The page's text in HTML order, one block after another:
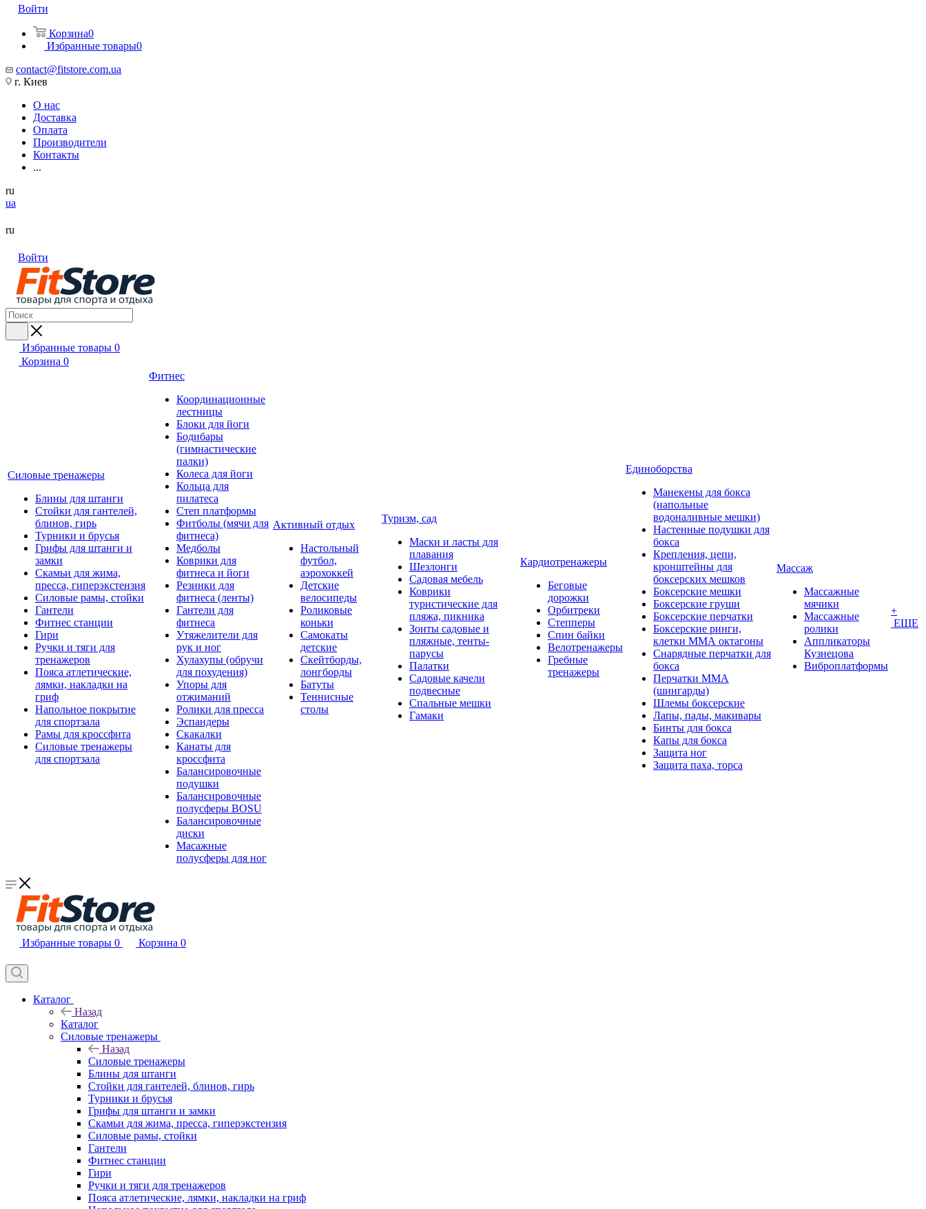
Войти
Корзина0
Избранные товары0
contact@fitstore.com.ua
г. Киев
О нас
Доставка
Оплата
Производители
Контакты
...
ru
ua
ru
Войти
Избранные товары 0
Корзина 0
Силовые тренажеры
Блины для штанги
Стойки для гантелей,
блинов, гирь
Турники и брусья
Грифы для штанги и
замки
Скамьи для жима,
пресса, гиперэкстензия
Силовые рамы, стойки
Гантели
Фитнес станции
Гири
Ручки и тяги для
тренажеров
Пояса атлетические,
лямки, накладки на
гриф
Напольное покрытие
для спортзала
Рамы для кроссфита
Силовые тренажеры
для спортзала
Фитнес
Координационные
лестницы
Блоки для йоги
Бодибары
(гимнастические
палки)
Колеса для йоги
Кольца для
пилатеса
Степ платформы
Фитболы (мячи для
фитнеса)
Медболы
Коврики для
фитнеса и йоги
Резинки для
фитнеса (ленты)
Гантели для
фитнеса
Утяжелители для
рук и ног
Хулахупы (обручи
для похудения)
Упоры для
отжиманий
Ролики для пресса
Эспандеры
Скакалки
Канаты для
кроссфита
Балансировочные
подушки
Балансировочные
полусферы BOSU
Балансировочные
диски
Масажные
полусферы для ног
Активный отдых
Настольный
футбол,
аэрохоккей
Детские
велосипеды
Роликовые
коньки
Самокаты
детские
Скейтборды,
лонгборды
Батуты
Теннисные
столы
Туризм, сад
Маски и ласты для
плавания
Шезлонги
Садовая мебель
Коврики
туристические для
пляжа, пикника
Зонты садовые и
пляжные, тенты-
парусы
Палатки
Садовые качели
подвесные
Спальные мешки
Гамаки
Кардиотренажеры
Беговые
дорожки
Орбитреки
Степперы
Спин байки
Велотренажеры
Гребные
тренажеры
Единоборства
Манекены для бокса
(напольные
водоналивные мешки)
Настенные подушки для
бокса
Крепления, цепи,
кронштейны для
боксерских мешков
Боксерские мешки
Боксерские груши
Боксерские перчатки
Боксерские ринги,
клетки ММА октагоны
Снарядные перчатки для
бокса
Перчатки MMA
(шингарды)
Шлемы боксерские
Лапы, пады, макивары
Бинты для бокса
Капы для бокса
Защита ног
Защита паха, торса
Массаж
Массажные
мячики
Массажные
ролики
Аппликаторы
Кузнецова
Виброплатформы
+
ЕЩЕ
Избранные товары 0 Корзина 0
Каталог
Назад
Каталог
Силовые тренажеры
Назад
Силовые тренажеры
Блины для штанги
Стойки для гантелей, блинов, гирь
Турники и брусья
Грифы для штанги и замки
Скамьи для жима, пресса, гиперэкстензия
Силовые рамы, стойки
Гантели
Фитнес станции
Гири
Ручки и тяги для тренажеров
Пояса атлетические, лямки, накладки на гриф